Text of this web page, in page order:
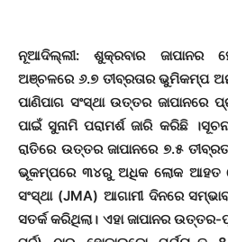
ନୂଆଦିଲ୍ଲୀ: ଶୁକ୍ରବାର ଜାପାନର
ଅଞ୍ଚଳରେ ୬.୭ ତୀବ୍ରତାର ଭୁମିକମ୍ପ
ପାଣିପାଗ ସଂସ୍ଥା ଉତ୍ତର ଜାପାନରେ
ପାଇଁ ସୁନାମି ପରାମର୍ଶ ଜାରି କରିଛି
ରାତିରେ ଉତ୍ତର ଜାପାନରେ ୭.୫
ଭୂକମ୍ପରେ ୩୪ରୁ ଅଧିକ ଲୋକ ଆହତ
ସଂସ୍ଥା (JMA) ଆଗାମୀ ଦିନରେ
ସତର୍କ କରିଥିଲା। ଏହା ଜାପାନର